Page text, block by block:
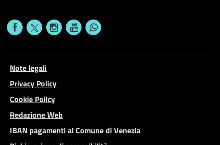
Note legali
Privacy Policy
Cookie Policy
Redazione Web
IBAN pagamenti al Comune di Venezia